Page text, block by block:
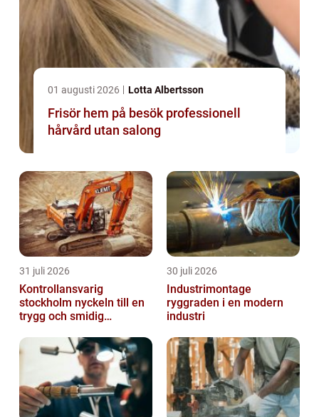
01 augusti 2026 Lotta Albertsson
Frisör hem på besök professionell
hårvård utan salong
31 juli 2026
Kontrollansvarig
stockholm nyckeln till en
trygg och smidig
30 juli 2026
Industrimontage
ryggraden i en modern
industri